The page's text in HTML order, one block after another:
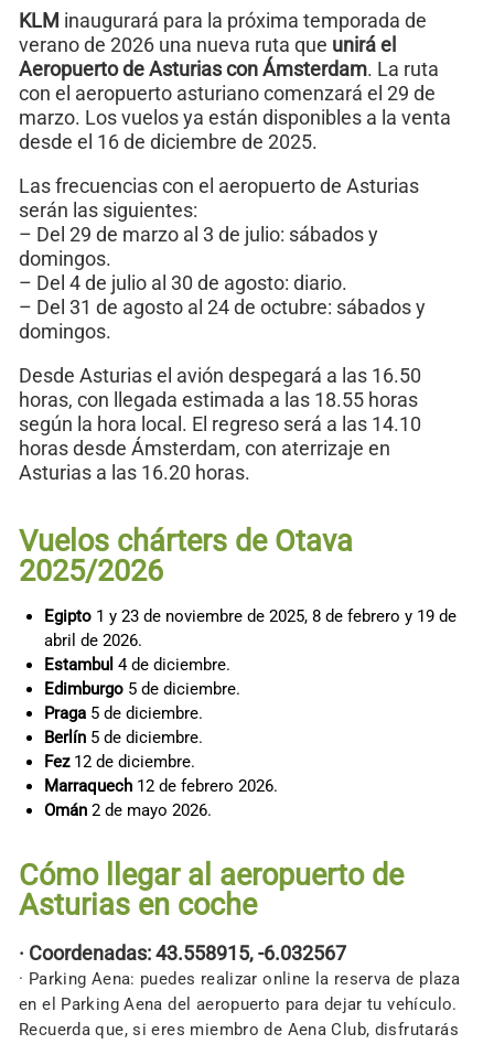
KLM inaugurará para la próxima temporada de
verano de 2026 una nueva ruta que unirá el
Aeropuerto de Asturias con Ámsterdam. La ruta
con el aeropuerto asturiano comenzará el 29 de
marzo. Los vuelos ya están disponibles a la venta
desde el 16 de diciembre de 2025.
Las frecuencias con el aeropuerto de Asturias
serán las siguientes:
– Del 29 de marzo al 3 de julio: sábados y
domingos.
– Del 4 de julio al 30 de agosto: diario.
– Del 31 de agosto al 24 de octubre: sábados y
domingos.
Desde Asturias el avión despegará a las 16.50
horas, con llegada estimada a las 18.55 horas
según la hora local. El regreso será a las 14.10
horas desde Ámsterdam, con aterrizaje en
Asturias a las 16.20 horas.
Vuelos chárters de Otava
2025/2026
Egipto1 y 23 de noviembre de 2025, 8 de febrero y 19 de
abril de 2026.
Estambul 4 de diciembre.
Edimburgo5 de diciembre.
Praga5 de diciembre.
Berlín5 de diciembre.
Fez12 de diciembre.
Marraquech12 de febrero 2026.
Omán2 de mayo 2026.
Cómo llegar al aeropuerto de
Asturias en coche
· Coordenadas: 43.558915, -6.032567
· Parking Aena: puedes realizar online la reserva de plaza
en el Parking Aena del aeropuerto para dejar tu vehículo.
Recuerda que, si eres miembro de Aena Club, disfrutarás